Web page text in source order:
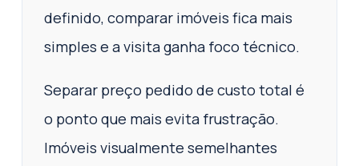
definido, comparar imóveis fica mais
simples e a visita ganha foco técnico.
Separar preço pedido de custo total é
o ponto que mais evita frustração.
Imóveis visualmente semelhantes